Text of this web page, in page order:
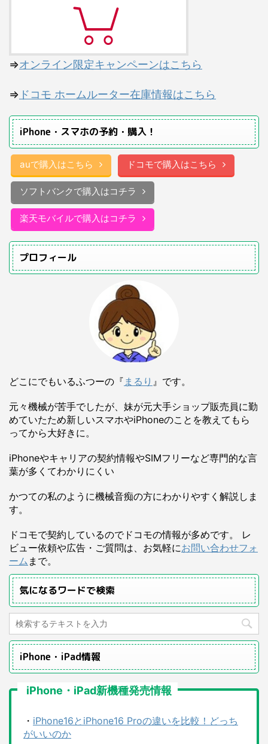
⇒オンライン限定キャンペーンはこちら
⇒ ドコモ ホームルーター在庫情報はこちら
iPhone・スマホの予約・購入！
auで購入はこちら ドコモで購入はこちら
ソフトバンクで購入はコチラ
楽天モバイルで購入はコチラ
プロフィール
どこにでもいるふつーの『 まるり 』です。
元々機械が苦手でしたが、妹が元大手ショップ販売員に勤
めていたため新しいスマホやiPhoneのことを教えてもら
ってから大好きに。
iPhoneやキャリアの契約情報やSIMフリーなど専門的な言
葉が多くてわかりにくい
かつての私のように機械音痴の方にわかりやすく解説しま
す。
ドコモで契約しているのでドコモの情報が多めです。 レ
ビュー依頼や広告・ご質問は、お気軽にお問い合わせフォ
ーム まで。
気になるワードで検索
iPhone・iPad情報
iPhone・iPad新機種発売情報
・ iPhone16とiPhone16 Proの違いを比較！どっち
がいいのか